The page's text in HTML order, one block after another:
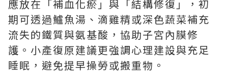
應放在「補血化瘀」與「結構修復」，初
期可透過鱸魚湯、滴雞精或深色蔬菜補充
流失的鐵質與氨基酸，協助子宮內膜修
護。小產復原建議更強調心理建設與充足
睡眠，避免提早操勞或搬重物。